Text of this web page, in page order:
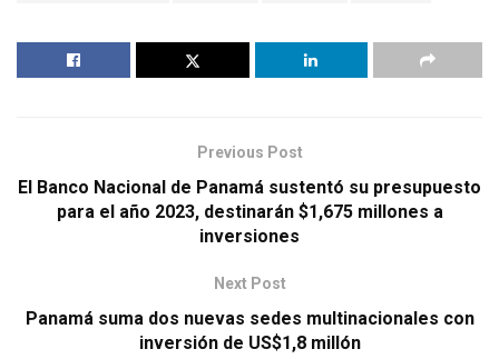
Previous Post
El Banco Nacional de Panamá sustentó su presupuesto
para el año 2023, destinarán $1,675 millones a
inversiones
Next Post
Panamá suma dos nuevas sedes multinacionales con
inversión de US$1,8 millón